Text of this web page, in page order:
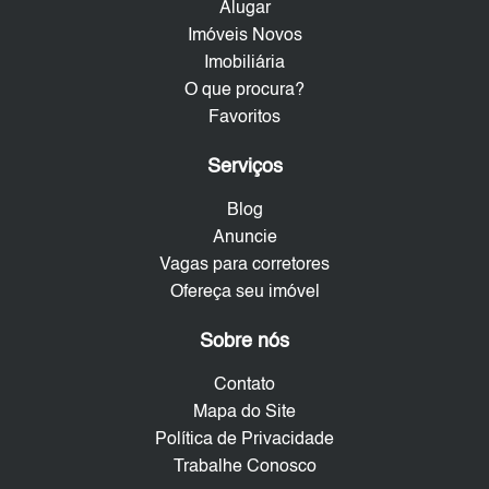
Alugar
Imóveis Novos
Imobiliária
O que procura?
Favoritos
Serviços
Blog
Anuncie
Vagas para corretores
Ofereça seu imóvel
Sobre nós
Contato
Mapa do Site
Política de Privacidade
Trabalhe Conosco